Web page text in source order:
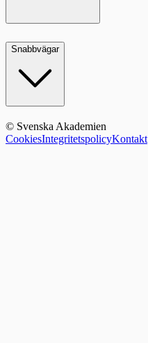
Snabbvägar
© Svenska Akademien
CookiesIntegritetspolicyKontakt